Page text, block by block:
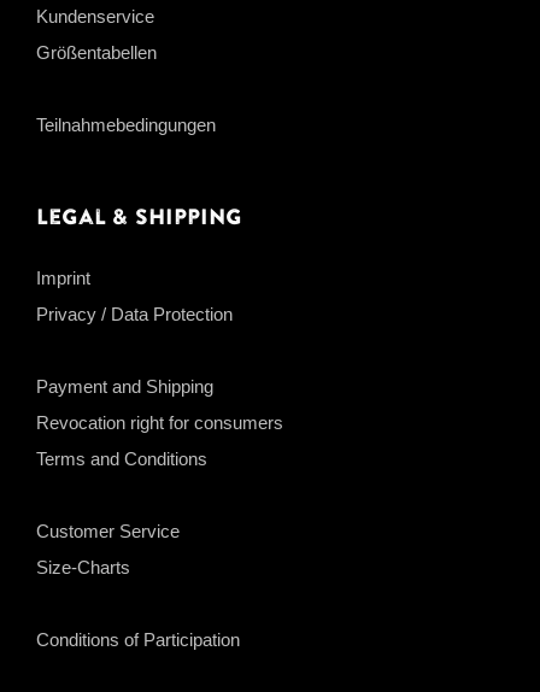
Kundenservice
Größentabellen
Teilnahmebedingungen
Legal & Shipping
Imprint
Privacy / Data Protection
Payment and Shipping
Revocation right for consumers
Terms and Conditions
Customer Service
Size-Charts
Conditions of Participation